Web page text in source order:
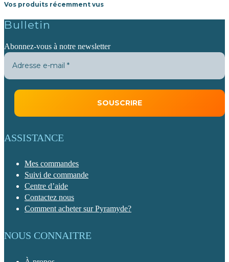
Vos produits récemment vus
Bulletin
Abonnez-vous à notre newsletter
ASSISTANCE
Mes commandes
Suivi de commande
Centre d’aide
Contactez nous
Comment acheter sur Pyramyde?
NOUS CONNAITRE